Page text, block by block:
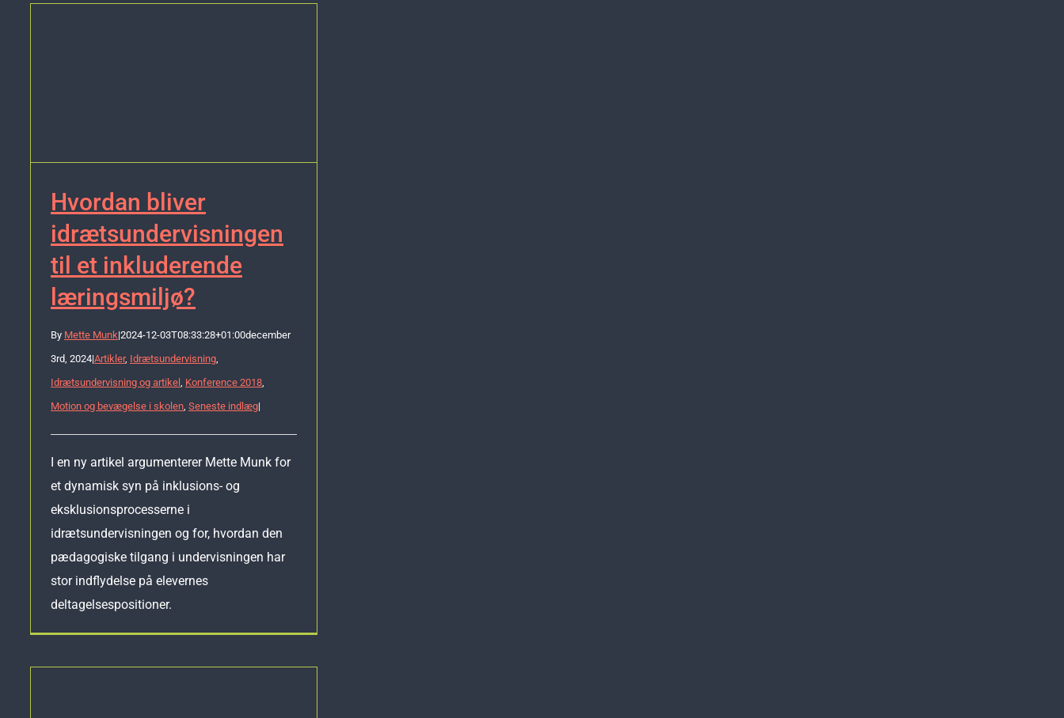
Hvordan bliver
idrætsundervisningen
til et inkluderende
læringsmiljø?
By Mette Munk|2024-12-03T08:33:28+01:00december
3rd, 2024|Artikler, Idrætsundervisning
Idrætsundervisning og artikel Konference 2018
Motion og bevægelse i skolen Seneste indlæg|
I en ny artikel argumenterer Mette Munk for
et dynamisk syn på inklusions- og
eksklusionsprocesserne i
idrætsundervisningen og for, hvordan den
pædagogiske tilgang i undervisningen har
stor indflydelse på elevernes
deltagelsespositioner.